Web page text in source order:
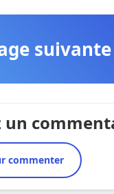
suivante
un
commenter